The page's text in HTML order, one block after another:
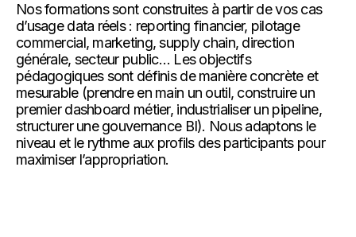
Nos formations sont construites à partir de vos cas
d’usage data réels : reporting financier, pilotage
commercial, marketing, supply chain, direction
générale, secteur public… Les objectifs
pédagogiques sont définis de manière concrète et
mesurable (prendre en main un outil, construire un
premier dashboard métier, industrialiser un pipeline,
structurer une gouvernance BI). Nous adaptons le
niveau et le rythme aux profils des participants pour
maximiser l’appropriation.